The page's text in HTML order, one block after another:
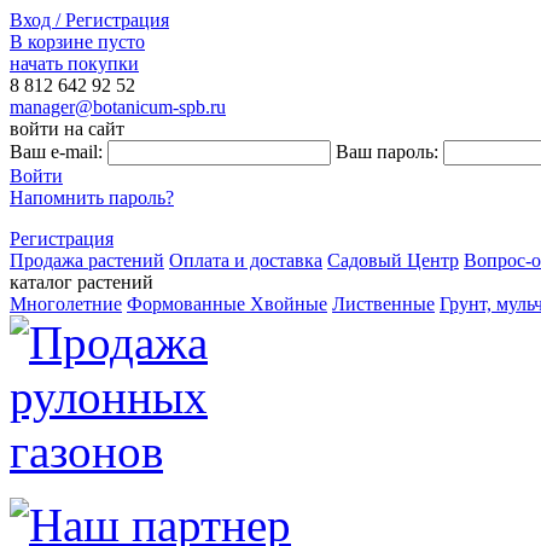
Вход / Регистрация
В корзине пусто
начать покупки
8 812 642 92 52
manager@botanicum-spb.ru
войти на сайт
Ваш e-mail:
Ваш пароль:
Войти
Напомнить пароль?
Регистрация
Продажа растений Оплата и доставка Садовый Центр Вопрос-
каталог растений
Многолетние Формованные Хвойные Лиственные Грунт,